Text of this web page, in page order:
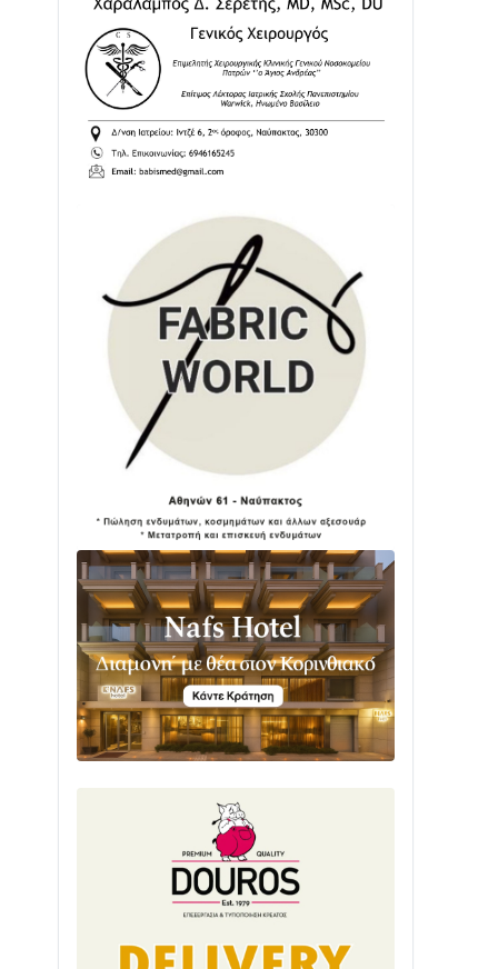
Διαβάστε την «Ναυπακτία» που
κυκλοφορεί
31/07 • 08:16
Δωρίδα για Όλους: «Καμία εκχώρηση
των νερών στην ΕΥΔΑΠ»
28/07 • 21:46
Διαβάστε την «Ναυπακτία» που
ΕΚΤΑΚΤΟ – ΝΑΥΠΑΚΤΙΑ: ΣΥΝΑΓΕΡΜΟΣ
ΣΤΗΝ ΠΥΡΟΣΒΕΣΤΙΚΗ ΓΙΑ ΦΩΤΙΑ ΣΤΟΝ
ΑΓΙΟ ΗΛΙΑ ΠΡΙΝ ΤΗ ΓΡΑΝΙΤΣΑ